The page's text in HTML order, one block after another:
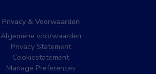
Privacy & Voorwaarden
Algemene voorwaarden
Privacy Statement
Cookiestatement
Manage Preferences